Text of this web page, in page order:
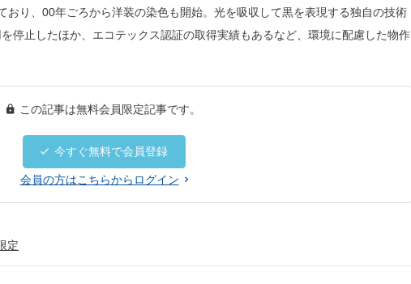
り、00年ごろから洋装の染色も開始。光を吸収して黒を表現する独自の技術
停止したほか、エコテックス認証の取得実績もあるなど、環境に配慮した物作
この記事は無料会員限定記事です。
今すぐ無料で会員登録
会員の方はこちらからログイン
定